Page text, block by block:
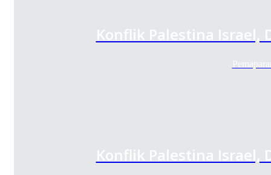
Konflik Palestina Israel,
Konflik Palestina Israel,